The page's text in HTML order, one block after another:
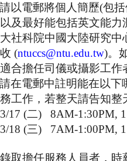
班
碩
士
班
在
職
專
班
學
請以電郵將個人簡歷(包括
以及最好能包括英文能
大社科院中國大陸研究中
收 (ntuccs@ntu.edu.tw)。
適合擔任司儀或攝影工作
請在電郵中註明能在以下
務工作，若整天請告知整
3/17 (二) 8AM-1:30PM,
3/18 (三) 7AM-1:00PM,
錄取擔任服務人員者，時